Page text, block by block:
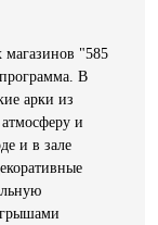
магазинов "585
В
арки из
и
и в зале